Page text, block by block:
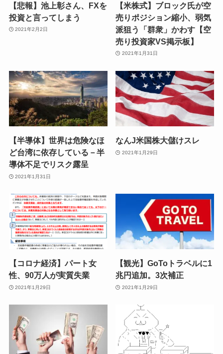
【悲報】池上彰さん、FXを
投資と言ってしまう
2021年2月2日
【米株式】ブロック氏が空
売りポジション縮小、弱気
派狙う「群衆」かわす【空
売り投資家VS掲示板】
2021年1月31日
【半導体】世界は危険なほ
ど台湾に依存している－半
導体不足でリスク露呈
2021年1月31日
なんJ米国株大儲けスレ
2021年1月29日
【コロナ経済】パート女
性、90万人が実質失業
2021年1月29日
【観光】GoToトラベルに1
兆円追加。3次補正
2021年1月29日